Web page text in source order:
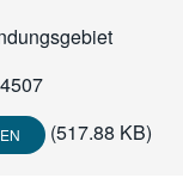
(517.88 KB)